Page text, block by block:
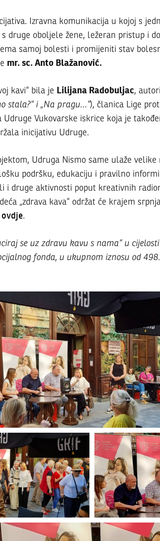
Izravna komunikacija u kojoj s
druge oboljele žene, ležeran pristup i
samoj bolesti i promijeniti stav
mr. sc. Anto Blažanović.
kavi“ bila je Lilijana Radobuljac,
stala?“ i „Na pragu…“), članica Lige
Udruge Vukovarske iskrice koja je
inicijativu Udruge.
Udruga Nismo same ulaže
podršku, edukaciju i pravilno
i druge aktivnosti poput kreativnih
„zdrava kava“ održat će krajem
ovdje.
se uz zdravu kavu s nama“ u
fonda, u ukupnom iznosu od